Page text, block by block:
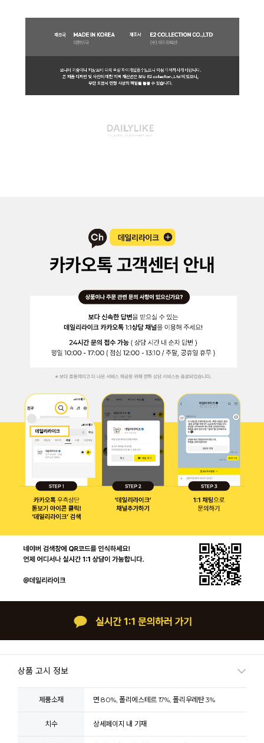
상품 고시 정보
제품소재 면 80%, 폴리에스테르 17%, 폴리우레탄 3%
치수 상세페이지 내 기재